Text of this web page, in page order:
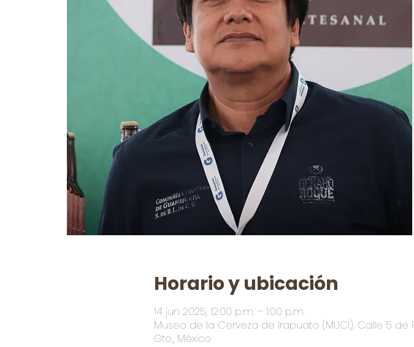
Horario y ubicación
14 jun 2025, 12:00 p.m. – 1:00 p.m.
Museo de la Cerveza de Irapuato (MUCI), Calle 5 de
Gto., México